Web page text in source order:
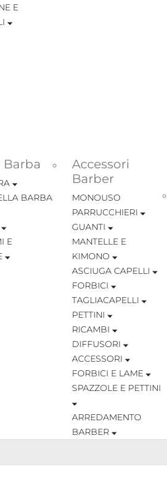
E
Barba
BARBA
E
Accessori
Barber
MONOUSO
PARRUCCHIERI
GUANTI
MANTELLE E
KIMONO
ASCIUGA CAPELLI
FORBICI
TAGLIACAPELLI
PETTINI
RICAMBI
DIFFUSORI
ACCESSORI
FORBICI E LAME
SPAZZOLE E PETTINI
ARREDAMENTO
BARBER